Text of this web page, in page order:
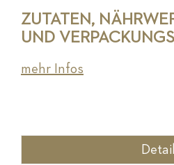
ZUTATEN,
UND
mehr Infos